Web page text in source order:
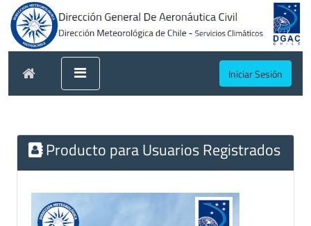
Iniciar Sesión
Producto para Usuarios Registrados